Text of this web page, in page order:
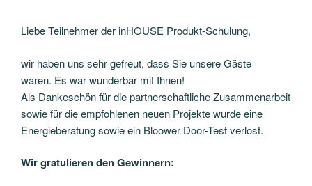
Liebe Teilnehmer der inHOUSE Produkt-Schulung,
wir haben uns sehr gefreut, dass Sie unsere Gäste
waren. Es war wunderbar mit Ihnen!
Als Dankeschön für die partnerschaftliche Zusammenarbeit
sowie für die empfohlenen neuen Projekte wurde eine
Energieberatung sowie ein Bloower Door-Test verlost.
Wir gratulieren den Gewinnern: